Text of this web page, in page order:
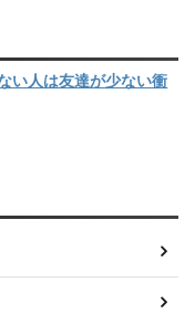
い人は友達が少ない衝